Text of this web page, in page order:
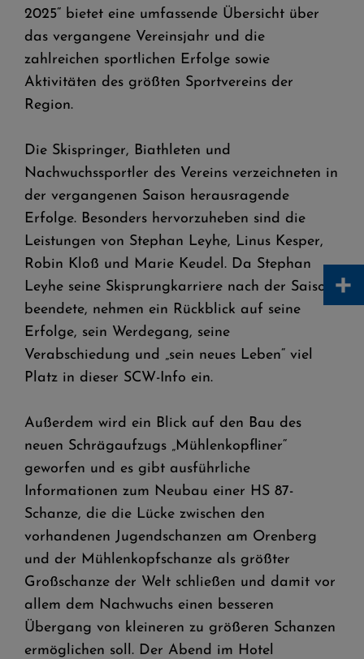
2025“ bietet eine umfassende Übersicht über
das vergangene Vereinsjahr und die
zahlreichen sportlichen Erfolge sowie
Aktivitäten des größten Sportvereins der
Region.
Die Skispringer, Biathleten und
Nachwuchssportler des Vereins verzeichneten in
der vergangenen Saison herausragende
Erfolge. Besonders hervorzuheben sind die
Leistungen von Stephan Leyhe, Linus Kesper,
Robin Kloß und Marie Keudel. Da Stephan
Leyhe seine Skisprungkarriere nach der Saison
beendete, nehmen ein Rückblick auf seine
Erfolge, sein Werdegang, seine
Verabschiedung und „sein neues Leben“ viel
Platz in dieser SCW-Info ein.
Außerdem wird ein Blick auf den Bau des
neuen Schrägaufzugs „Mühlenkopfliner“
geworfen und es gibt ausführliche
Informationen zum Neubau einer HS 87-
Schanze, die die Lücke zwischen den
vorhandenen Jugendschanzen am Orenberg
und der Mühlenkopfschanze als größter
Großschanze der Welt schließen und damit vor
allem dem Nachwuchs einen besseren
Übergang von kleineren zu größeren Schanzen
ermöglichen soll. Der Abend im Hotel
+